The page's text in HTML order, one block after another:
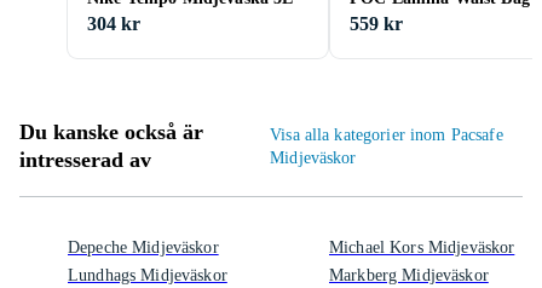
304 kr 559 kr
Du kanske också är
intresserad av
Visa alla kategorier inom Pacsafe
Midjeväskor
Depeche Midjeväskor
Lundhags Midjeväskor
Michael Kors Midjeväskor
Markberg Midjeväskor